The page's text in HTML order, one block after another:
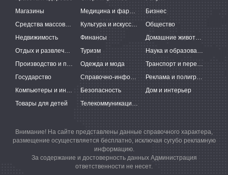
Магазины
Медицина и фармацевтика
Бизнес
Средства массовой информации
Культура и искусство
Общество
Недвижимость
Финансы
Домашние животные
Отдых и развлечения
Туризм
Наука и образование
Производство и поставки
Одежда и мода
Транспорт и перевозки
Государство
Справочно-информационные системы
Реклама и полиграфия
Компьютеры и интернет
Безопасность
Дом и интерьер
Товары для детей
Телекоммуникации и связь
Внимание! На сайте представлены данные справочного характера,
размещение осуществляется бесплатно, исключая сугубо рекламную
информацию.
За содержание и достоверность данных Администрация
ответственности не несет.